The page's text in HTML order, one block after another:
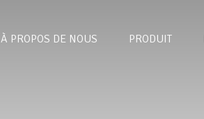
À PROPOS DE NOUS PRODUIT